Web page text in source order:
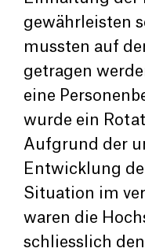
gewährleisten
mussten auf
getragen
eine
wurde ein
Aufgrund der
Entwicklung
Situation im
waren die
schliesslich